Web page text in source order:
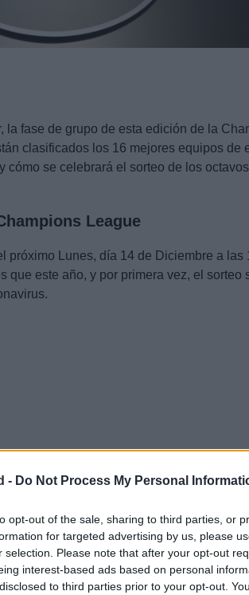
- Do Not Process My Personal
opt-out of the sale, sharing to third parties, or
for targeted advertising by us, please
selection. Please note that after your opt-out
interest-based ads based on personal
to third parties prior to your opt-out.
la fase de grupo de esta edición de la
clasificados los 16 mejores equipos de
cómo se celebrará el sorteo de los
League
próximo Lunes, día 14 de Diciembre a las
que este año, y por primera vez, el sorteo